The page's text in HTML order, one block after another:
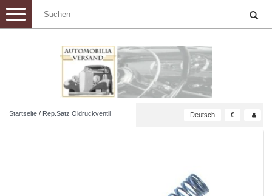
Toggle
navigation
Startseite / Rep.Satz Öldruckventil Deutsch €